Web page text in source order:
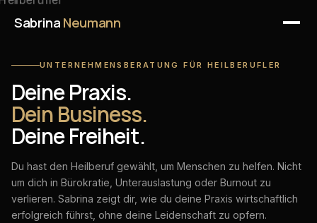
SabrinaNeumann
UNTERNEHMENSBERATUNG FÜR HEILBERUFLER
Deine Praxis.
Dein Business.
Deine Freiheit.
Du hast den Heilberuf gewählt, um Menschen zu helfen. Nicht
um dich in Bürokratie, Unterauslastung oder Burnout zu
verlieren. Sabrina zeigt dir, wie du deine Praxis wirtschaftlich
erfolgreich führst, ohne deine Leidenschaft zu opfern.